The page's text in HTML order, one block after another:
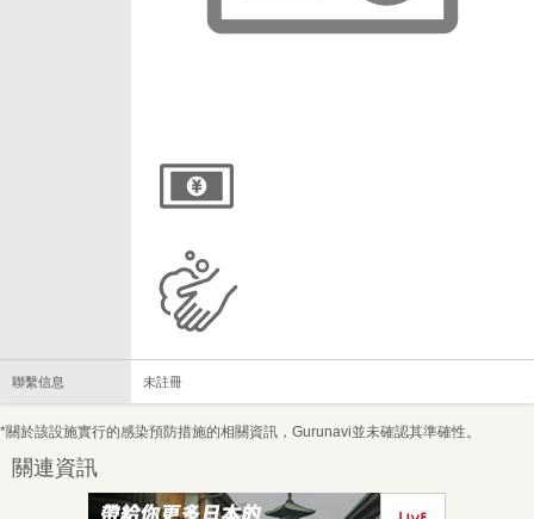
聯繫信息 未註冊
*關於該設施實行的感染預防措施的相關資訊，Gurunavi並未確認其準確性。
關連資訊